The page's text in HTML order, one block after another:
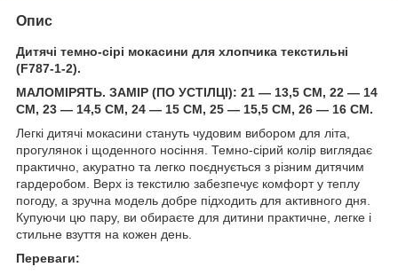
Опис
Дитячі темно-сірі мокасини для хлопчика текстильні
(F787-1-2).
МАЛОМІРЯТЬ. ЗАМІР (ПО УСТІЛЦІ): 21 — 13,5 СМ, 22 — 14
СМ, 23 — 14,5 СМ, 24 — 15 СМ, 25 — 15,5 СМ, 26 — 16 СМ.
Легкі дитячі мокасини стануть чудовим вибором для літа,
прогулянок і щоденного носіння. Темно-сірий колір виглядає
практично, акуратно та легко поєднується з різним дитячим
гардеробом. Верх із текстилю забезпечує комфорт у теплу
погоду, а зручна модель добре підходить для активного дня.
Купуючи цю пару, ви обираєте для дитини практичне, легке і
стильне взуття на кожен день.
Переваги: